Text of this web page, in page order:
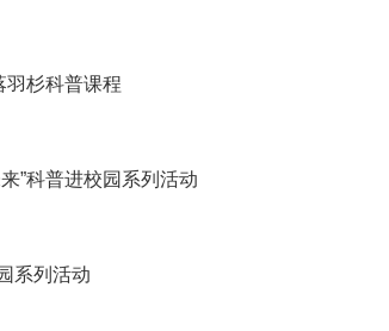
羽杉科普课程
”科普进校园系列活动
系列活动